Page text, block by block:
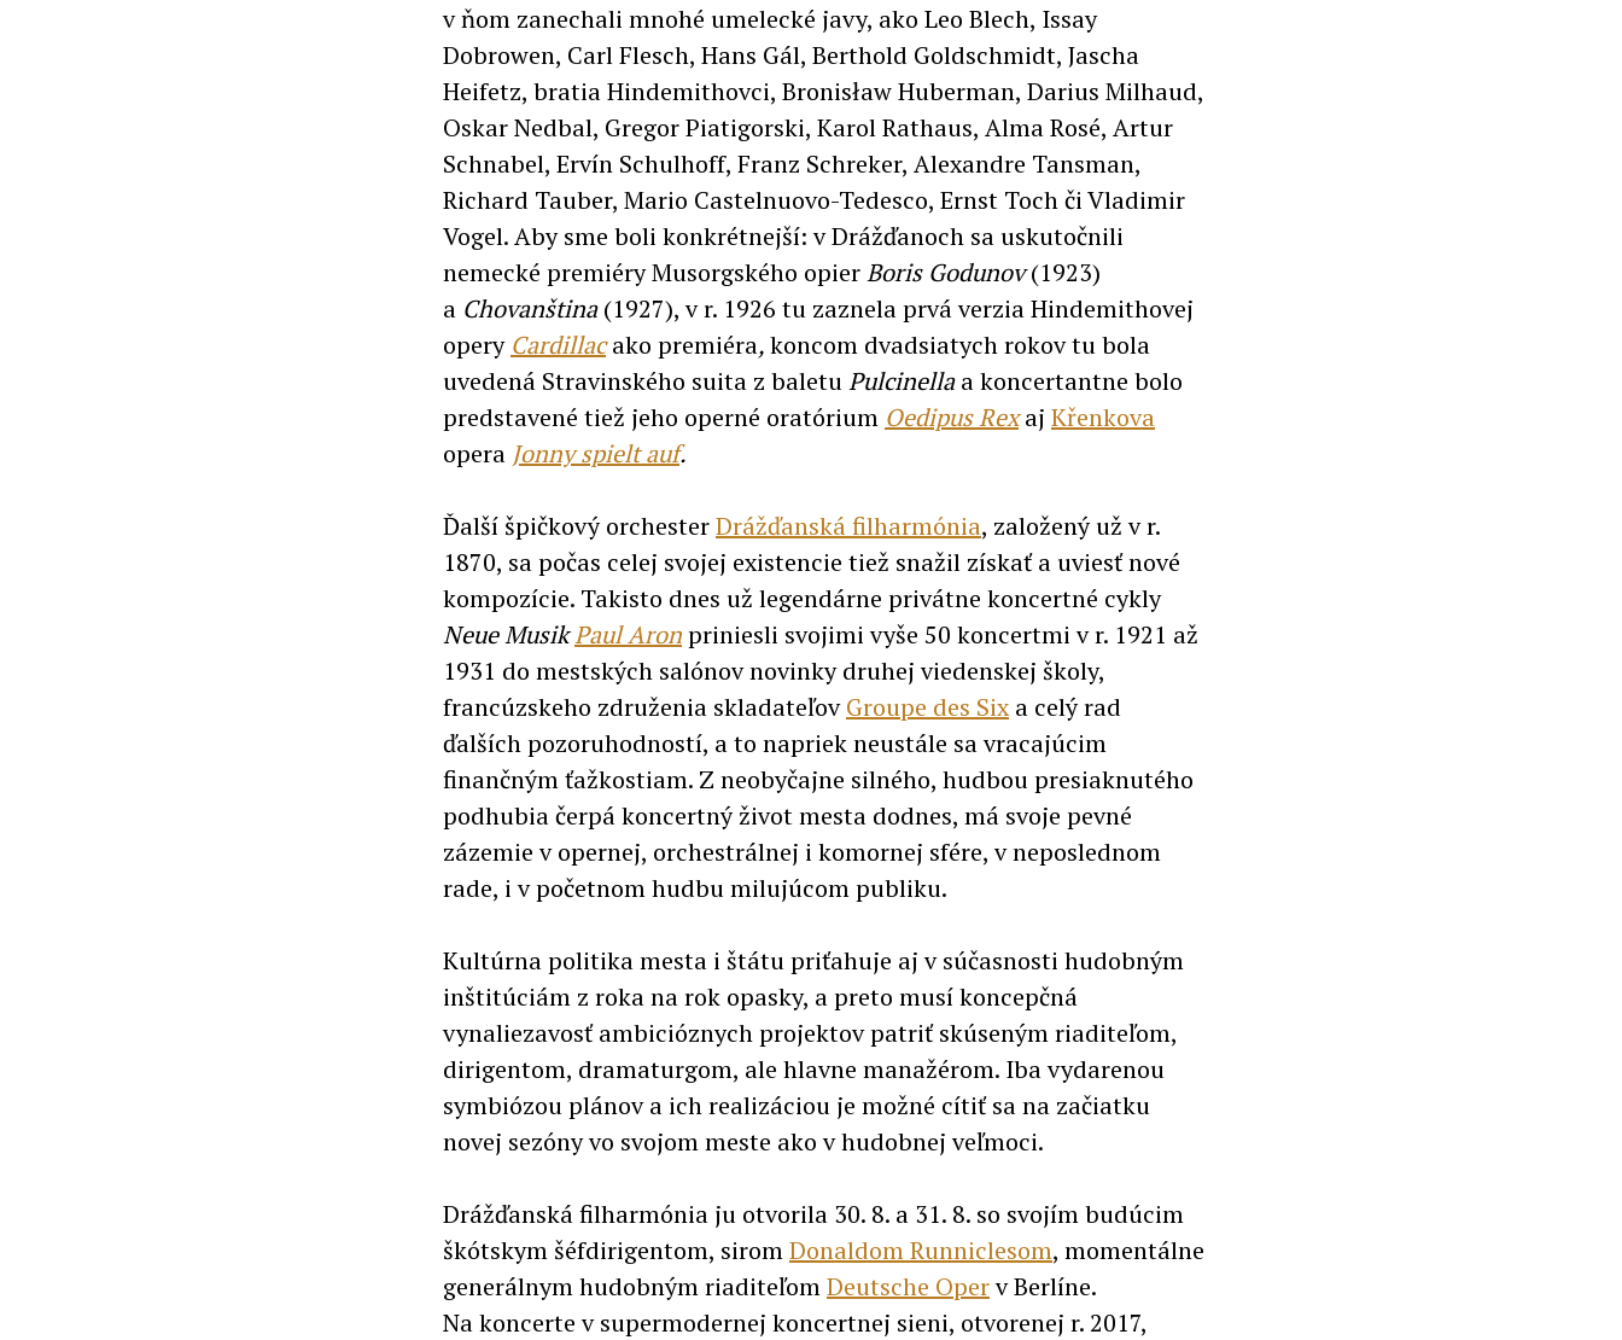
v ňom zanechali mnohé umelecké javy, ako Leo Blech, Issay
Dobrowen, Carl Flesch, Hans Gál, Berthold Goldschmidt, Jascha
Heifetz, bratia Hindemithovci, Bronisław Huberman, Darius Milhaud,
Oskar Nedbal, Gregor Piatigorski, Karol Rathaus, Alma Rosé, Artur
Schnabel, Ervín Schulhoff, Franz Schreker, Alexandre Tansman,
Richard Tauber, Mario Castelnuovo-Tedesco, Ernst Toch či Vladimir
Vogel. Aby sme boli konkrétnejší: v Drážďanoch sa uskutočnili
nemecké premiéry Musorgského opierBoris Godunov(1923)
a Chovanština(1927), v r. 1926 tu zaznela prvá verzia Hindemithovej
opery Cardillac ako premiéra,koncom dvadsiatych rokov tu bola
uvedená Stravinského suita z baletuPulcinellaakoncertantne bolo
predstavené tiež jeho operné oratórium Oedipus Rex aj Křenkova
opera Jonny spielt auf.
Ďalší špičkový orchesterDrážďanská filharmónia, založený už v r.
1870, sa počas celej svojej existencie tiež snažil získať a uviesť nové
kompozície. Takisto dnes už legendárne privátne koncertné cykly
Neue MusikPaul Aronpriniesli svojimi vyše 50 koncertmi v r. 1921 až
1931 do mestských salónov novinky druhej viedenskej školy,
francúzskeho združenia skladateľovGroupe des Six a celý rad
ďalších pozoruhodností, a to napriek neustále sa vracajúcim
finančným ťažkostiam. Z neobyčajne silného, hudbou presiaknutého
podhubia čerpá koncertný život mesta dodnes, má svoje pevné
zázemie v opernej, orchestrálnej i komornej sfére, v neposlednom
rade, i v početnom hudbu milujúcom publiku.
Kultúrna politika mesta i štátu priťahuje aj v súčasnosti hudobným
inštitúciám z roka na rok opasky, a preto musí koncepčná
vynaliezavosť ambicióznych projektov patriť skúseným riaditeľom,
dirigentom, dramaturgom, ale hlavne manažérom. Iba vydarenou
symbiózou plánov a ich realizáciou je možné cítiť sa na začiatku
novej sezóny vo svojom meste ako v hudobnej veľmoci.
Drážďanská filharmónia ju otvorila 30. 8. a 31. 8. so svojím budúcim
škótskym šéfdirigentom, siromDonaldom Runniclesom, momentálne
generálnym hudobným riaditeľomDeutsche Operv Berlíne.
Na koncerte v supermodernej koncertnej sieni, otvorenej r. 2017,